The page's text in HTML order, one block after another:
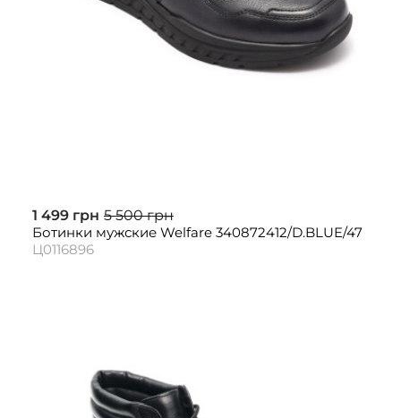
1 499 грн 5 500 грн
Ботинки мужские Welfare 340872412/D.BLUE/47
Ц0116896